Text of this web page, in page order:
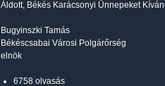
Áldott, Békés Karácsonyi Ünnepeket
Bugyinszki Tamás
Békéscsabai Városi Polgárőrség
elnök
6758 olvasás